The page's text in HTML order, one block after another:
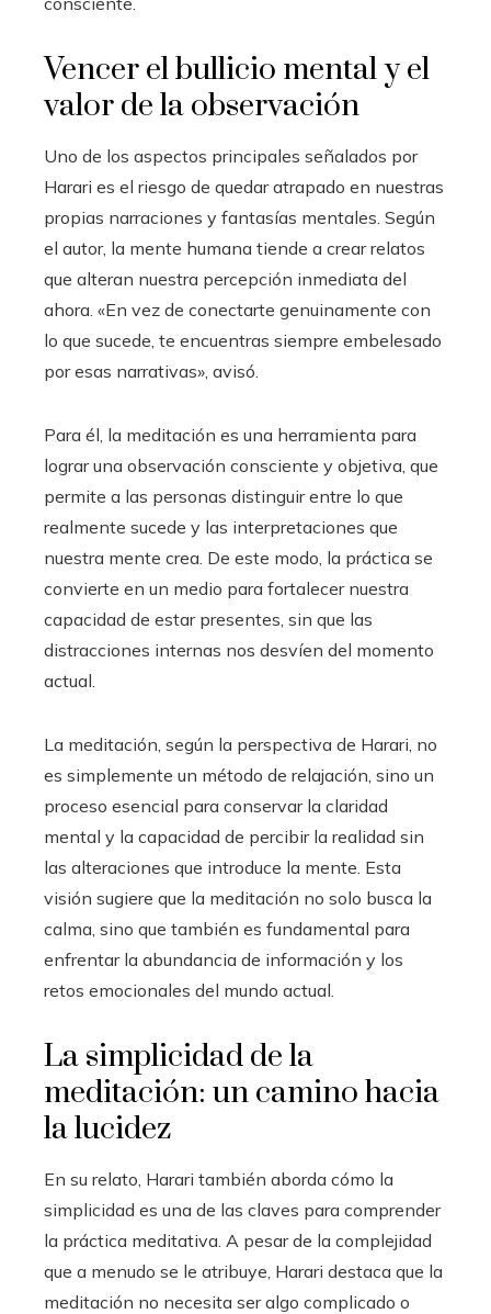
Vencer el bullicio mental y el
valor de la observación
Uno de los aspectos principales señalados por
Harari es el riesgo de quedar atrapado en nuestras
propias narraciones y fantasías mentales. Según
el autor, la mente humana tiende a crear relatos
que alteran nuestra percepción inmediata del
ahora. «En vez de conectarte genuinamente con
lo que sucede, te encuentras siempre embelesado
por esas narrativas», avisó.
Para él, la meditación es una herramienta para
lograr una observación consciente y objetiva, que
permite a las personas distinguir entre lo que
realmente sucede y las interpretaciones que
nuestra mente crea. De este modo, la práctica se
convierte en un medio para fortalecer nuestra
capacidad de estar presentes, sin que las
distracciones internas nos desvíen del momento
actual.
La meditación, según la perspectiva de Harari, no
es simplemente un método de relajación, sino un
proceso esencial para conservar la claridad
mental y la capacidad de percibir la realidad sin
las alteraciones que introduce la mente. Esta
visión sugiere que la meditación no solo busca la
calma, sino que también es fundamental para
enfrentar la abundancia de información y los
retos emocionales del mundo actual.
La simplicidad de la
meditación: un camino hacia
la lucidez
En su relato, Harari también aborda cómo la
simplicidad es una de las claves para comprender
la práctica meditativa. A pesar de la complejidad
que a menudo se le atribuye, Harari destaca que la
meditación no necesita ser algo complicado o